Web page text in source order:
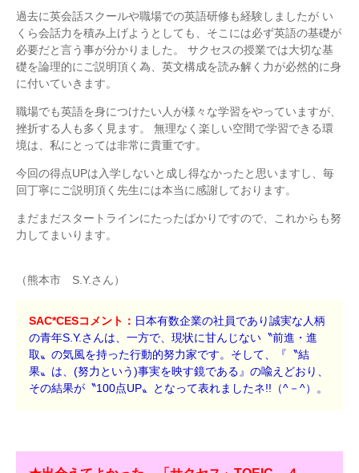
過去に英会話スクールや職場での英語研修も経験しましたが い
くら会話力を積み上げようとしても、そこには必ず英語の基礎が
必要だと言う事が分かりました。 サクセスの授業では大切な基
礎を論理的にご説明頂く為、英文構成を読み解く力が必然的に身
に付いていきます。
職場でも英語を身につけたい人が様々な学習をやっていますが、
挫折する人も多く見ます。 無理なく楽しい空間で学習できる環
境は、私にとっては非常に貴重です。
今回の得点UPは入学しないと成し得なかったと思いますし、毎
回丁寧にご説明頂く先生には本当に感謝しております。
まだまだスタートラインにたったばかりですので、これからも努
力してまいります。
（熊本市 S.Y.さん）
SAC*CESコメント： 日本有数企業の社員であり誠実な人柄
の青年S.Y.さんは、一方で、現状に甘んじない〝前進・進
取〟の気風を持った行動的努力家です。そして、『〝結
果〟は、(努力という)事実を映す鏡である』の喩えどおり、
その結果が〝100点UP〟となって表れましたネ!!（^－^）。